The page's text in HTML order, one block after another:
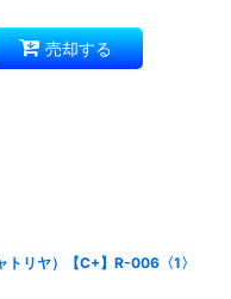
売却する
トリヤ）【C+】R-006〈1〉